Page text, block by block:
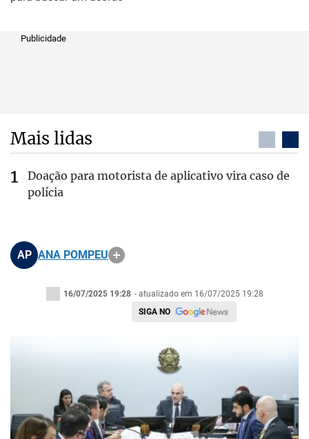
Publicidade
Mais lidas
Doação para motorista de aplicativo vira caso de
polícia
AP ANA POMPEU
16/07/2025 19:28 - atualizado em 16/07/2025 19:28
SIGA NO